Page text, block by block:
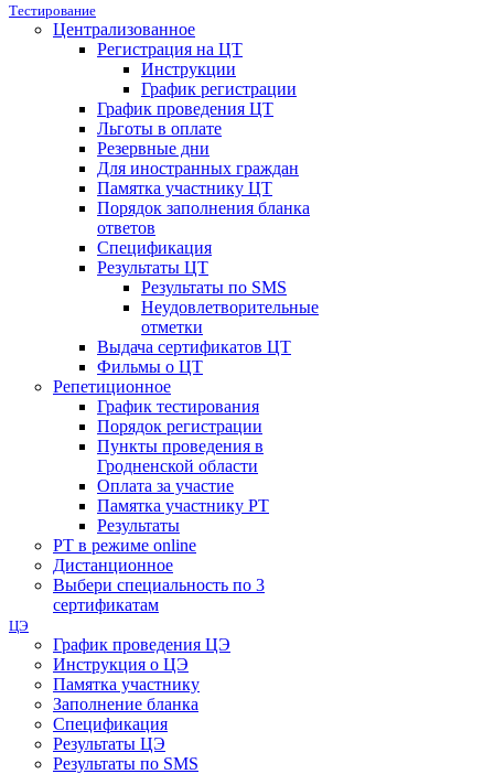
Тестирование
Централизованное
Регистрация на ЦТ
Инструкции
График регистрации
График проведения ЦТ
Льготы в оплате
Резервные дни
Для иностранных граждан
Памятка участнику ЦТ
Порядок заполнения бланка
ответов
Спецификация
Результаты ЦТ
Результаты по SMS
Неудовлетворительные
отметки
Выдача сертификатов ЦТ
Фильмы о ЦТ
Репетиционное
График тестирования
Порядок регистрации
Пункты проведения в
Гродненской области
Оплата за участие
Памятка участнику РТ
Результаты
РТ в режиме online
Дистанционное
Выбери специальность по 3
сертификатам
ЦЭ
График проведения ЦЭ
Инструкция о ЦЭ
Памятка участнику
Заполнение бланка
Спецификация
Результаты ЦЭ
Результаты по SMS